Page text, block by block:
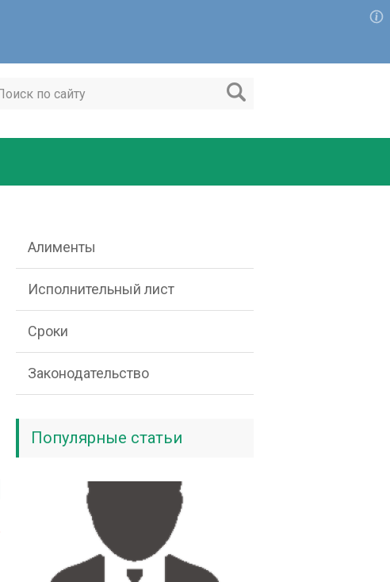
Алименты
Исполнительный лист
Сроки
Законодательство
Популярные статьи